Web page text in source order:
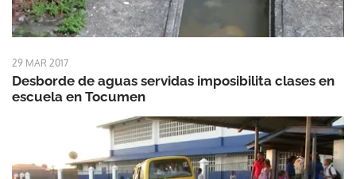
29 MAR 2017
Desborde de aguas servidas imposibilita clases en
escuela en Tocumen